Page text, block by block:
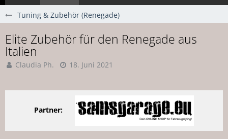
Tuning & Zubehör (Renegade)
Elite Zubehör für den Renegade aus
Italien
Claudia Ph. 18. Juni 2021
Partner: